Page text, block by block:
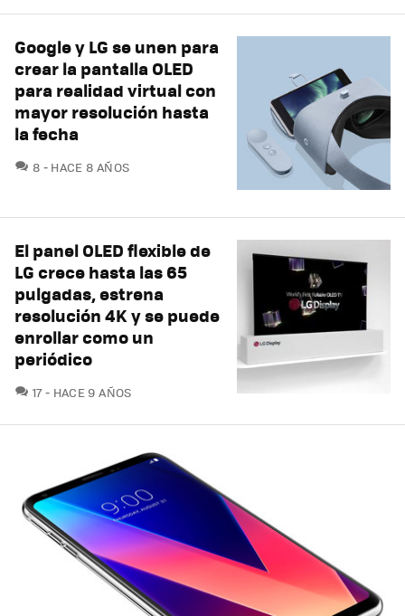
Google y LG se unen para
crear la pantalla OLED
para realidad virtual con
mayor resolución hasta
la fecha
8 COMENTARIOS
HACE 8 AÑOS
El panel OLED flexible de
LG crece hasta las 65
pulgadas, estrena
resolución 4K y se puede
enrollar como un
periódico
17COMENTARIOS
HACE 9 AÑOS